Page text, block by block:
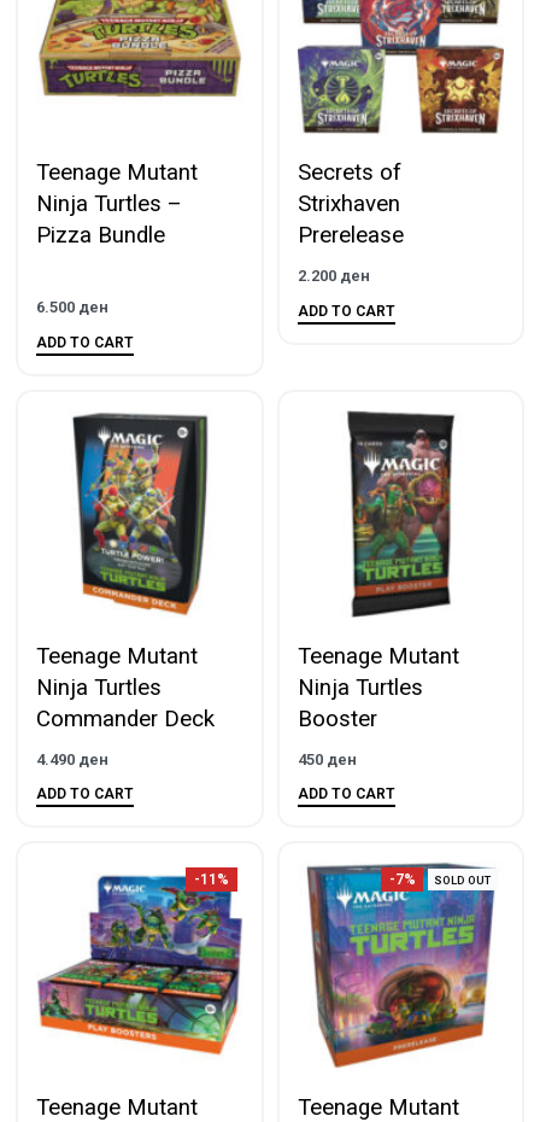
Teenage Mutant
Ninja Turtles –
Pizza Bundle
6.500 ден
ADD TO CART
Secrets of
Strixhaven
Prerelease
2.200 ден
ADD TO CART
Teenage Mutant
Ninja Turtles
Commander Deck
4.490 ден
ADD TO CART
Teenage Mutant
Ninja Turtles
Booster
450 ден
ADD TO CART
-11%
Teenage Mutant
-7% SOLD OUT
Teenage Mutant